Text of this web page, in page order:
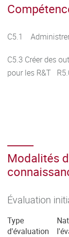
C5.1
C5.3 Créer des
pour les R&T
Modalités
Évaluation
Type
d'évaluation